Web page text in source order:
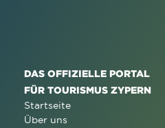
DAS OFFIZIELLE PORTAL
FÜR TOURISMUS ZYPERN
Startseite
Über uns